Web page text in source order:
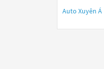
Auto Xuyên Á